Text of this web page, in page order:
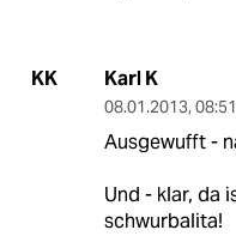
KK Karl K
08.01.2013,
Ausgewufft -
Und - klar, da
schwurbalita!